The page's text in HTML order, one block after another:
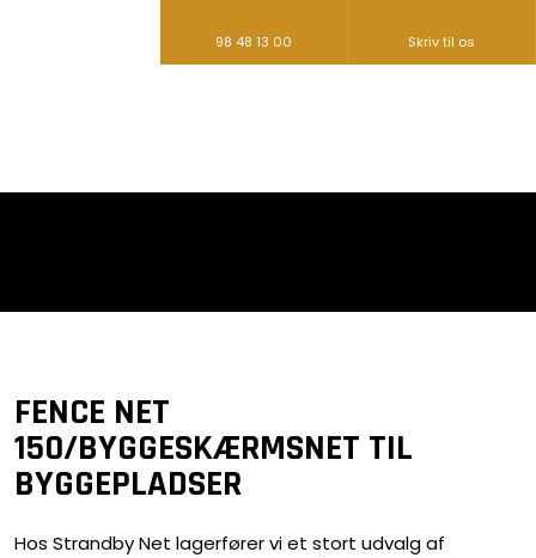
98 48 13 00 Skriv til os​
​FENCE NET
150/BYGGESKÆRMSNET TIL
BYGGEPLADSER
Hos Strandby Net lagerfører vi et stort udvalg af